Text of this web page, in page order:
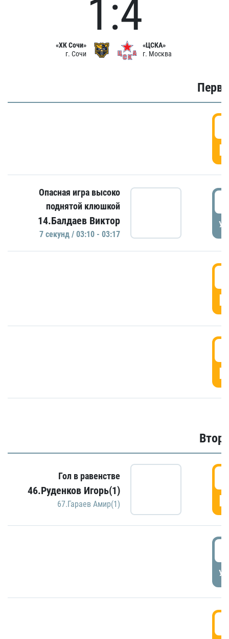
«ХК Сочи»
г. Сочи
1:4
«ЦСКА»
г. Москва
Опасная игра высоко
поднятой клюшкой
14.Балдаев Виктор
7 секунд / 03:10 - 03:17
Гол в равенстве
46.Руденков Игорь(1)
67.Гараев Амир(1)